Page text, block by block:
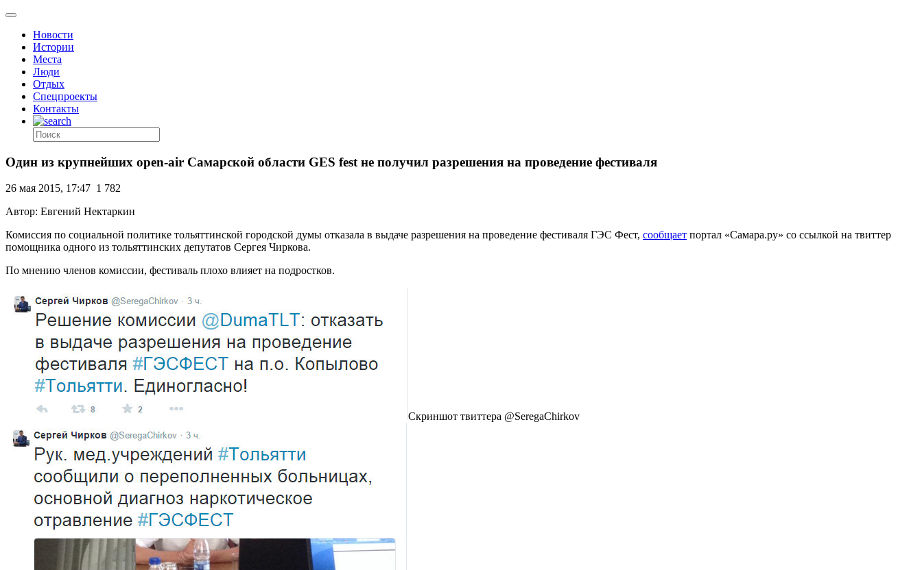
Новости
Истории
Места
Люди
Отдых
Спецпроекты
Контакты
Один из крупнейших open-air Самарской области GES fest не получил разрешения на проведение фестиваля
26 мая 2015, 17:47 1 782
Автор: Евгений Нектаркин
Комиссия по социальной политике тольяттинской городской думы отказала в выдаче разрешения на проведение фестиваля ГЭС Фест, сообщает портал «Самара.ру» со ссылкой на твиттер
помощника одного из тольяттинских депутатов Сергея Чиркова.
По мнению членов комиссии, фестиваль плохо влияет на подростков.
Скриншот твиттера @SeregaChirkov